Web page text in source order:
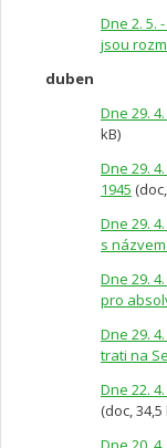
Dne 2. 5.
jsou
duben
Dne 29.
kB)
Dne 29.
1945
Dne 29.
s
Dne 29.
pro
Dne 29.
trati na
Dne 22.
(doc, 34,5